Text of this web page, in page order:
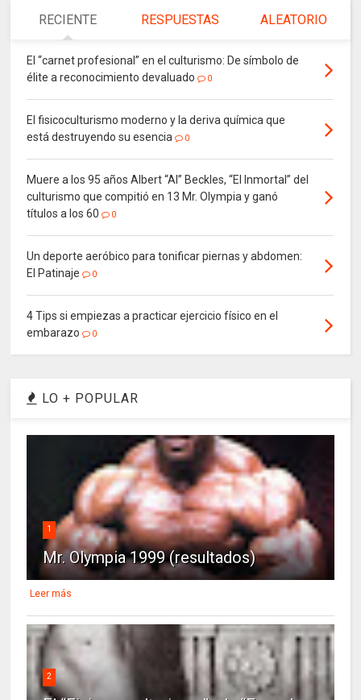
RECIENTE RESPUESTAS ALEATORIO
El “carnet profesional” en el culturismo: De símbolo de
élite a reconocimiento devaluado
0
El fisicoculturismo moderno y la deriva química que
está destruyendo su esencia
0
Muere a los 95 años Albert “Al” Beckles, “El Inmortal” del
culturismo que compitió en 13 Mr. Olympia y ganó
títulos a los 60
0
Un deporte aeróbico para tonificar piernas y abdomen:
El Patinaje
0
4 Tips si empiezas a practicar ejercicio físico en el
embarazo
0
LO + POPULAR
1
Mr. Olympia 1999 (resultados)
Leer más
2